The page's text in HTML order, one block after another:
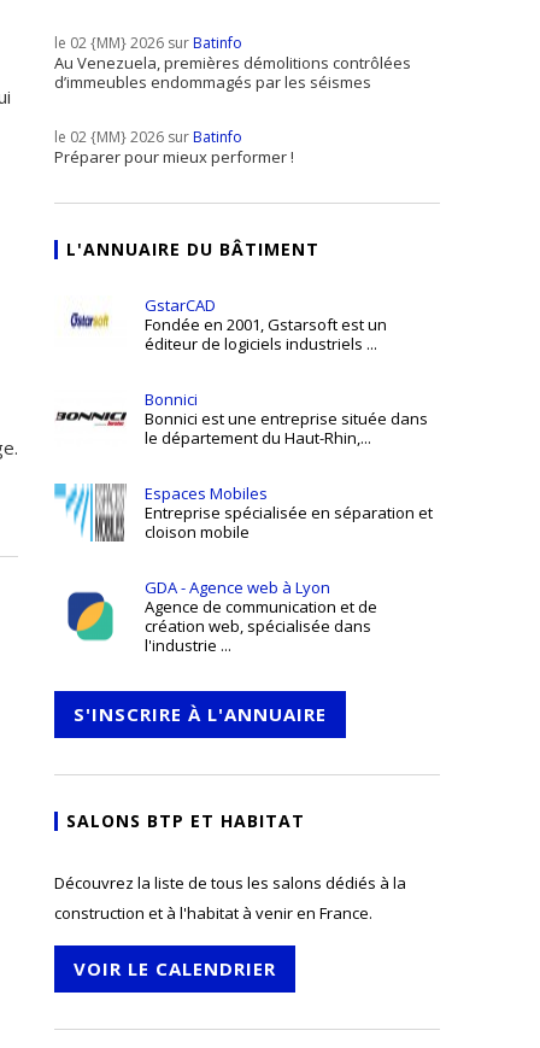
le 02 {MM} 2026 surBatinfo
Au Venezuela, premières démolitions contrôlées
d’immeubles endommagés par les séismes
le 02 {MM} 2026 surBatinfo
Préparer pour mieux performer !
L'ANNUAIRE DU BÂTIMENT
GstarCAD
Fondée en 2001, Gstarsoft est un
éditeur de logiciels industriels ...
Bonnici
Bonnici est une entreprise située dans
le département du Haut-Rhin,...
Espaces Mobiles
Entreprise spécialisée en séparation et
cloison mobile
GDA - Agence web à Lyon
Agence de communication et de
création web, spécialisée dans
l'industrie ...
S'INSCRIRE À L'ANNUAIRE
SALONS BTP ET HABITAT
Découvrez la liste de tous les salons dédiés à la
construction et à l'habitat à venir en France.
VOIR LE CALENDRIER